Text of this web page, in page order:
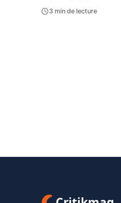
3 min de lecture